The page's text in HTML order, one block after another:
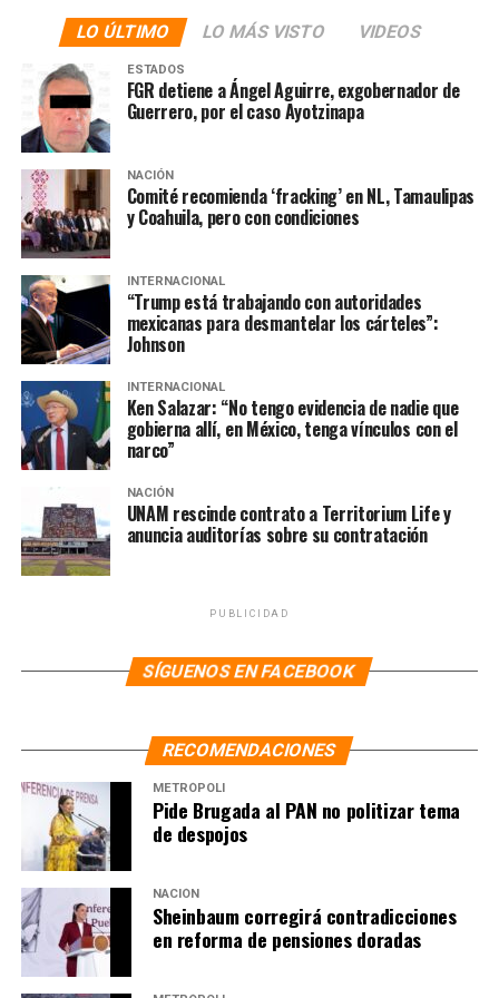
miembro de Los Zetas que operaba en Xalapa y del que
sólo conocían su alias: «El Ricolino».
Por lo que, el 26 de junio de 2017, tres días después del
secuestro en Xalapa, la SEIDO grabó una llamada que se
hizo del número de «La Jefa» a un celular con clave lada
229, portado por el Secretario de Seguridad Pública de
Veracruz, donde menciona a una licenciada llamada
Norma como la operadora financiera de Hernán
Martínez Zavaleta «El Comandante H», entonces jefe de
plaza de Los Zetas en el sur de Veracruz y en el norte de
Tabasco.
Dos meses después de ver sido grabados, el 24 de agosto
de 2017, los Servicios Periciales de la PGR confirmaron
que la voz de la mujer que negoció el rescate del
secuestro del 26 de junio en Xalapa correspondía a la
LO ÚLTIMO LO MÁS VISTO VIDEOS
ESTADOS
FGR detiene a Ángel Aguirre, exgobernador de
Guerrero, por el caso Ayotzinapa
NACIÓN
Comité recomienda ‘fracking’ en NL, Tamaulipas
y Coahuila, pero con condiciones
INTERNACIONAL
“Trump está trabajando con autoridades
mexicanas para desmantelar los cárteles”:
Johnson
INTERNACIONAL
Ken Salazar: “No tengo evidencia de nadie que
gobierna allí, en México, tenga vínculos con el
narco”
NACIÓN
UNAM rescinde contrato a Territorium Life y
anuncia auditorías sobre su contratación
PUBLICIDAD
SÍGUENOS EN FACEBOOK
RECOMENDACIONES
METRÓPOLI
Pide Brugada al PAN no politizar tema
de despojos
NACIÓN
Sheinbaum corregirá contradicciones
en reforma de pensiones doradas